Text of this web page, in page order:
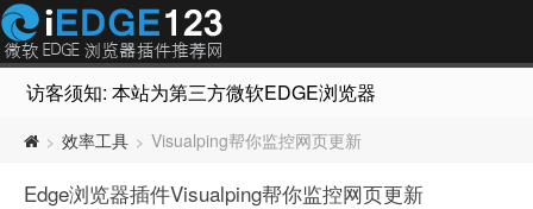
访客须知: 本站为第三方微软EDGE浏览器插件推荐网站，
> 效率工具 > Visualping帮你监控网页更新
Edge浏览器插件Visualping帮你监控网页更新